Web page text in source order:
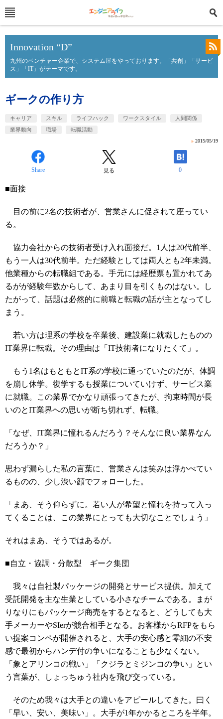
Innovation “D”
九州のベンチャー企業で、システム屋をやっております。「共創」「サービ
ス」「IT」がテーマです。
ギークの作り方
キャリア スキル ライフハック ワークスタイル
人間関係
業界動向
職場 転職活動
» 2015/05/19
Share 見る 0
■面接
目の前に2名の技術者が、営業さんに促されて座ってい
る。
協力会社からの技術者受け入れ面接だ。1人は20代前半、
もう一人は30代前半。ただ経験としては両人とも2年未満。
他業種からの転職組である。手元には経歴票も置かれてあ
るがが経験年数からして、あまり目を引くものはない。し
たがって、話題は必然的に前職と転職の話が主となってし
まう。
若い方は理系の学校を卒業後、建設業に就職したものの
IT業界に転職。その理由は「IT技術者になりたくて」。
もう1名はもともとIT系の学校に通っていたのだが、体調
を崩し休学。復学するも授業についていけず、サービス業
に就職。この業界でかなり頑張ってきたが、拘束時間が長
いのとIT業界への思いが断ち切れず、転職。
「なぜ、IT業界に憧れるんだろう？そんなに良い業界なん
だろうか？」
思わず漏らした私の言葉に、営業さんは笑みは浮かべてい
るものの、少し渋い顔でフォローした。
「まあ、そう仰らずに。若い人が希望と憧れを持って入っ
てくることは、この業界にとっても大切なことでしょう」
それはまあ、そうではあるが。
■自立・協調・分散型 ギーク集団
我々は自社製パッケージの開発とサービス提供。加えて
受託開発を主な生業としている小さなチームである。まが
りなりにもパッケージ商売をするとなると、どうしても大
手メーカーやSIerが競合相手となる。お客様からRFPをもら
い提案コンペが開催されると、大手の安心感と零細の不安
感で最初からハンデ付の争いになることも少なくない。
「象とアリンコの戦い」「クジラとミジンコの争い」とい
う言葉が、しょっちゅう社内を飛び交っている。
そのため我々は大手との違いをアピールしてきた。曰く
「早い、安い、美味い」。大手が1年かかるところを半年。